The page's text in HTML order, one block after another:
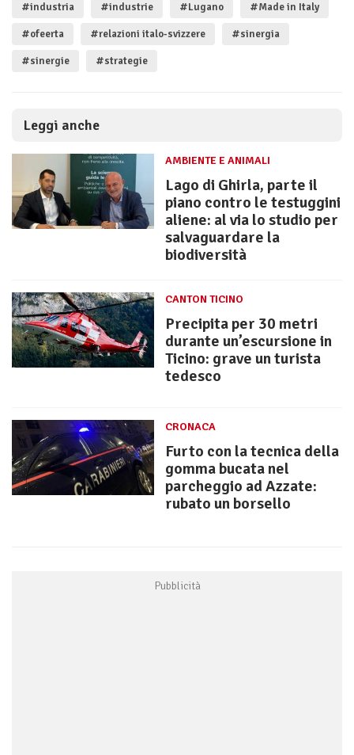
#industria #industrie #Lugano #Made in Italy
#ofeerta #relazioni italo-svizzere #sinergia
#sinergie #strategie
Leggi anche
AMBIENTE E ANIMALI
Lago di Ghirla, parte il
piano contro le testuggini
aliene: al via lo studio per
salvaguardare la
biodiversità
CANTON TICINO
Precipita per 30 metri
durante un’escursione in
Ticino: grave un turista
tedesco
CRONACA
Furto con la tecnica della
gomma bucata nel
parcheggio ad Azzate:
rubato un borsello